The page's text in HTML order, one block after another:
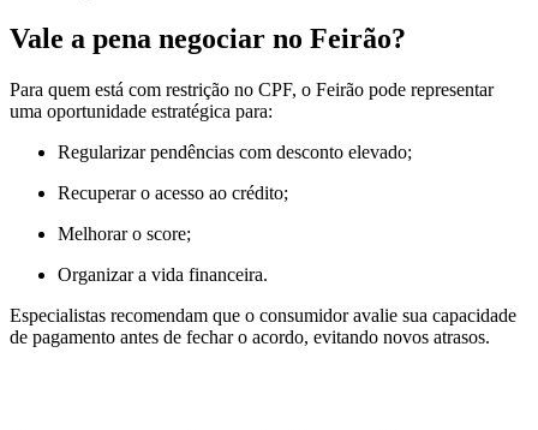
Vale a pena negociar no Feirão?
Para quem está com restrição no CPF, o Feirão pode representar
uma oportunidade estratégica para:
Regularizar pendências com desconto elevado;
Recuperar o acesso ao crédito;
Melhorar o score;
Organizar a vida financeira.
Especialistas recomendam que o consumidor avalie sua capacidade
de pagamento antes de fechar o acordo, evitando novos atrasos.